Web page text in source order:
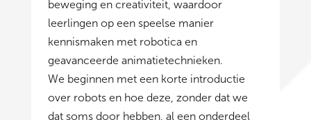
beweging en creativiteit, waardoor
leerlingen op een speelse manier
kennismaken met robotica en
geavanceerde animatietechnieken.
We beginnen met een korte introductie
over robots en hoe deze, zonder dat we
dat soms door hebben, al een onderdeel